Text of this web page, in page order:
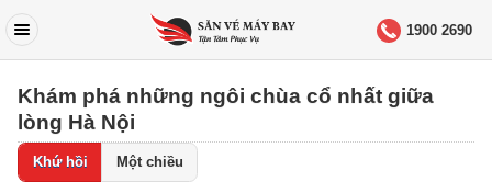
1900 2690
Khám phá những ngôi chùa cổ nhất giữa
lòng Hà Nội
Khứ hồi Một chiều